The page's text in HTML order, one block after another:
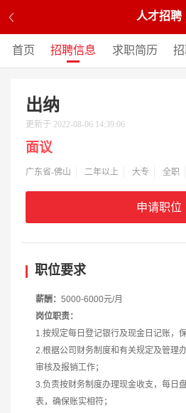
人才招聘
首页 招聘信息 求职简历
出纳
更新于 2022-08-06 14:39:06
面议
广东省-佛山 二年以上 大专 全职
申请职位
职位要求
薪酬： 5000-6000元/月
岗位职责：
1.按规定每日登记银行及现金日记账，
2.根据公司财务制度和有关规定及管理
审核及报销工作；
3.负责按财务制度办理现金收支，每日
表，确保账实相符；